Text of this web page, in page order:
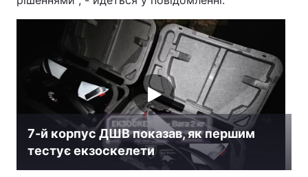
7-й корпус ДШВ показав, як першим
тестує екзоскелети